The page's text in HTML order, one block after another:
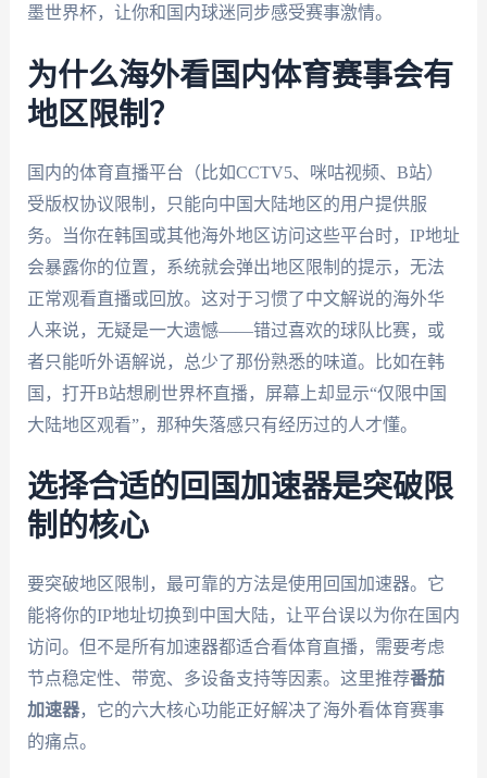
墨世界杯，让你和国内球迷同步感受赛事激情。
为什么海外看国内体育赛事会有
地区限制？
国内的体育直播平台（比如CCTV5、咪咕视频、B站）
受版权协议限制，只能向中国大陆地区的用户提供服
务。当你在韩国或其他海外地区访问这些平台时，IP地址
会暴露你的位置，系统就会弹出地区限制的提示，无法
正常观看直播或回放。这对于习惯了中文解说的海外华
人来说，无疑是一大遗憾——错过喜欢的球队比赛，或
者只能听外语解说，总少了那份熟悉的味道。比如在韩
国，打开B站想刷世界杯直播，屏幕上却显示“仅限中国
大陆地区观看”，那种失落感只有经历过的人才懂。
选择合适的回国加速器是突破限
制的核心
要突破地区限制，最可靠的方法是使用回国加速器。它
能将你的IP地址切换到中国大陆，让平台误以为你在国内
访问。但不是所有加速器都适合看体育直播，需要考虑
节点稳定性、带宽、多设备支持等因素。这里推荐番茄
加速器，它的六大核心功能正好解决了海外看体育赛事
的痛点。